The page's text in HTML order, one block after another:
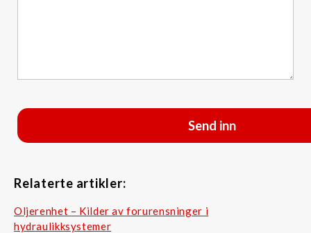
Relaterte artikler:
Oljerenhet – Kilder av forurensninger i
hydraulikksystemer